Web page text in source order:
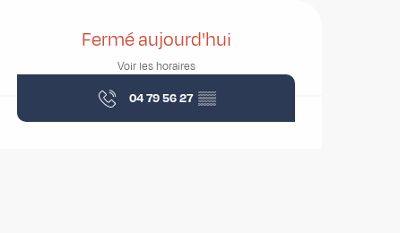
Ouverture et coordonnées
Fermé aujourd'hui
Voir les horaires
04 79 56 27 ▒▒